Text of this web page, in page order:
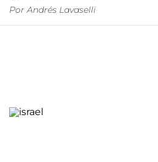
Por Andrés Lavaselli